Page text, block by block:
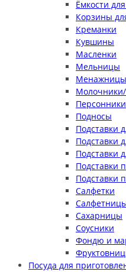
Ёмкости
Корзины
Креманки
Кувшины
Масленки
Мельницы
Менажницы
Персонники
Подносы
Подставки
Подставки
Подставки
Подставки
Подставки
Салфетки
Сахарницы
Соусники
Фондю и
Посуда для